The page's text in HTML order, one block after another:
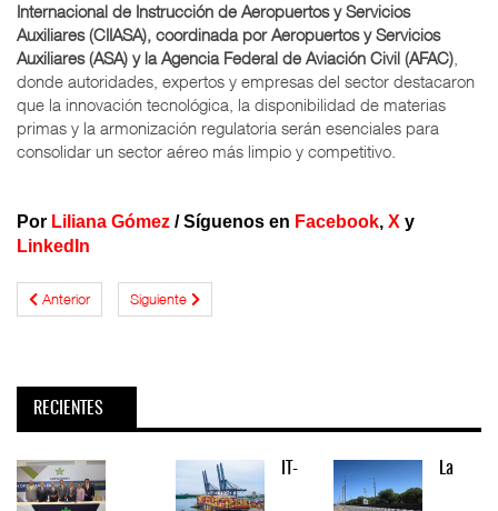
Internacional de Instrucción de Aeropuertos y Servicios
Auxiliares (CIIASA), coordinada por Aeropuertos y Servicios
Auxiliares (ASA) y la Agencia Federal de Aviación Civil (AFAC)
donde autoridades, expertos y empresas del sector destacaron
que la innovación tecnológica, la disponibilidad de materias
primas y la armonización regulatoria serán esenciales para
consolidar un sector aéreo más limpio y competitivo.
Por Liliana Gómez / Síguenos en Facebook, X y
LinkedIn
Anterior Siguiente
RECIENTES
IT- La